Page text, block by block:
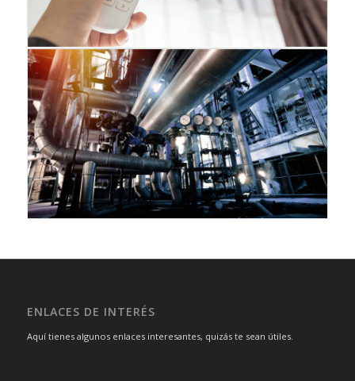
ENLACES DE INTERÉS
Aquí tienes algunos enlaces interesantes, quizás te sean útiles.